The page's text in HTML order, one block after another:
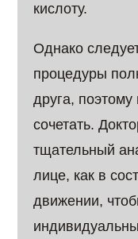
кислоту.
Однако
процедуры
друга,
сочетать.
тщательный
лице, как в
движении,